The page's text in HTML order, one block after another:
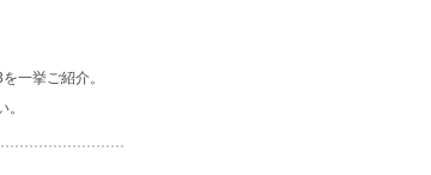
一挙ご紹介。